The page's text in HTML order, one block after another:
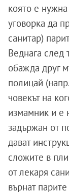
която е
уговорка да
санитар)
Веднага след
обажда друг
полицай
човекът на
измамник и е
задържан от
дават
сложите в
от лекаря
върнат